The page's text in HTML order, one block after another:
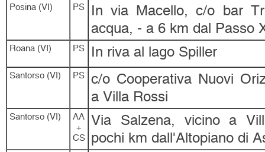
Posina (VI) PS
In via Macello, c/o bar
acqua, - a 6 km dal Passo
Roana (VI) PS In riva al lago Spiller
Santorso (VI) PS
c/o Cooperativa Nuovi
a Villa Rossi
Santorso (VI)
AA
+
CS
Via Salzena, vicino a
pochi km dall'Altopiano di